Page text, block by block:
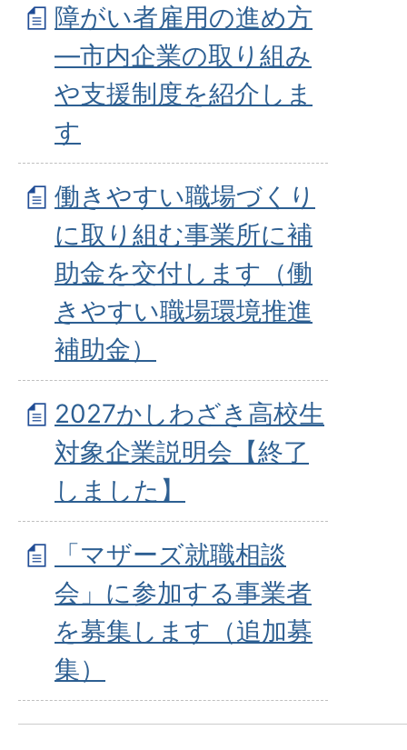
障がい者雇用の進め方
―市内企業の取り組み
や支援制度を紹介しま
す
働きやすい職場づくり
に取り組む事業所に補
助金を交付します（働
きやすい職場環境推進
補助金）
2027かしわざき高校生
対象企業説明会【終了
しました】
「マザーズ就職相談
会」に参加する事業者
を募集します（追加募
集）